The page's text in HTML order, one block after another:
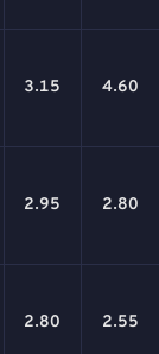
3.15 4.60
2.95 2.80
2.80 2.55